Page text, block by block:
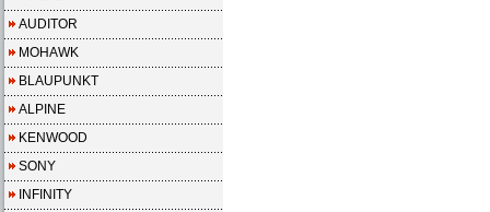
AUDITOR
MOHAWK
BLAUPUNKT
ALPINE
KENWOOD
SONY
INFINITY